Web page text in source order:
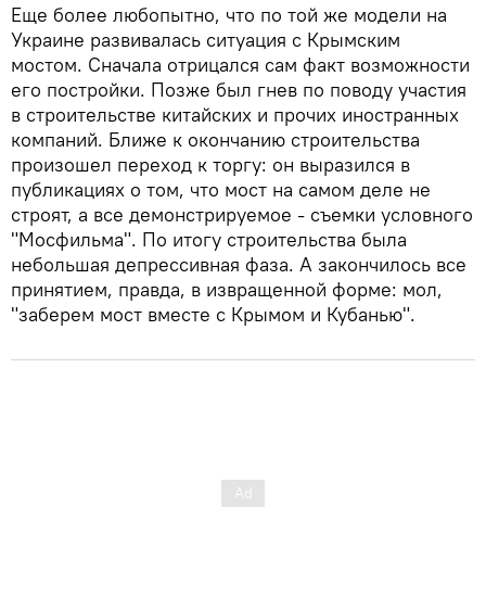
Еще более любопытно, что по той же модели на
Украине развивалась ситуация с Крымским
мостом. Сначала отрицался сам факт возможности
его постройки. Позже был гнев по поводу участия
в строительстве китайских и прочих иностранных
компаний. Ближе к окончанию строительства
произошел переход к торгу: он выразился в
публикациях о том, что мост на самом деле не
строят, а все демонстрируемое - съемки условного
"Мосфильма". По итогу строительства была
небольшая депрессивная фаза. А закончилось все
принятием, правда, в извращенной форме: мол,
"заберем мост вместе с Крымом и Кубанью".